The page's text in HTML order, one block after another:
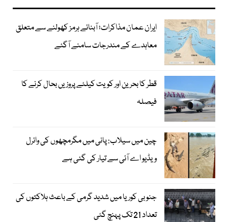
ایران عمان مذاکرات؛ آبنائے ہرمز کھولنے سے متعلق
معاہدے کے مندرجات سامنے آگئے
قطر کا بحرین اور کویت کیلئے پروزیں بحال کرنے کا
فیصلہ
چین میں سیلاب: پانی میں مگرمچھوں کی وائرل
ویڈیو اے آئی سے تیار کی گئی ہے
جنوبی کوریا میں شدید گرمی کے باعث ہلاکتوں کی
تعداد 21 تک پہنچ گئی